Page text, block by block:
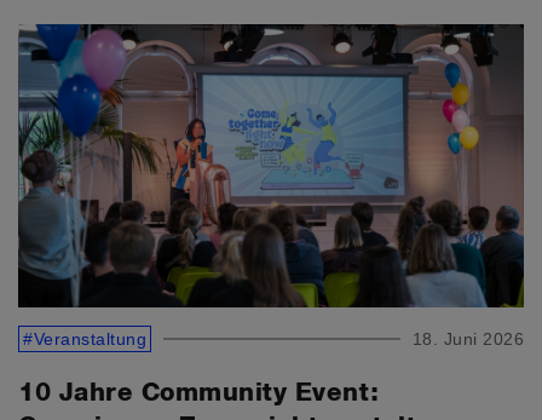
#Veranstaltung 18. Juni 2026
10 Jahre Community Event: